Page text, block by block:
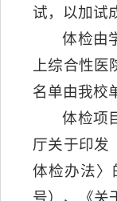
试，以加试
体检由
上综合性
名单由我校
体检项
厅关于印发
体检办法〉
号）、《关